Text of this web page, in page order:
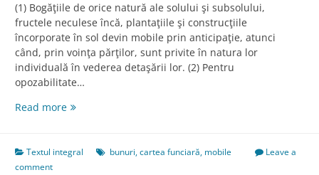
(1) Bogăţiile de orice natură ale solului şi subsolului,
fructele neculese încă, plantaţiile şi construcţiile
încorporate în sol devin mobile prin anticipaţie, atunci
când, prin voinţa părţilor, sunt privite în natura lor
individuală în vederea detaşării lor. (2) Pentru
opozabilitate…
Read moreArt.
mobile
Textul integral bunuri,cartea funciară, mobile
Leave a
comment